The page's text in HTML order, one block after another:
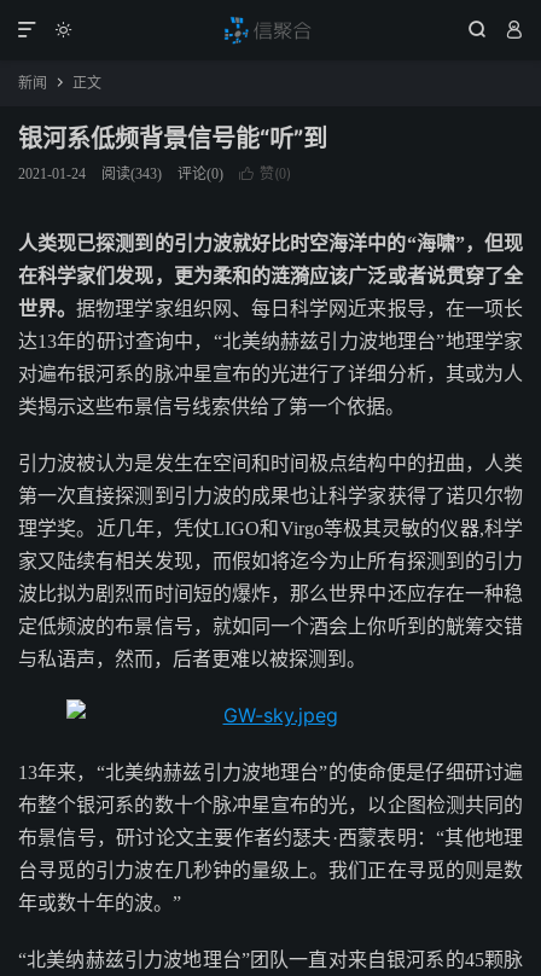
  

新闻  正文
银河系低频背景信号能“听”到
2021-01-24 阅读(343) 评论(0)  赞(0)
人类现已探测到的引力波就好比时空海洋中的“海啸”，但现
在科学家们发现，更为柔和的涟漪应该广泛或者说贯穿了全
世界。据物理学家组织网、每日科学网近来报导，在一项长
达13年的研讨查询中，“北美纳赫兹引力波地理台”地理学家
对遍布银河系的脉冲星宣布的光进行了详细分析，其或为人
类揭示这些布景信号线索供给了第一个依据。
引力波被认为是发生在空间和时间极点结构中的扭曲，人类
第一次直接探测到引力波的成果也让科学家获得了诺贝尔物
理学奖。近几年，凭仗LIGO和Virgo等极其灵敏的仪器,科学
家又陆续有相关发现，而假如将迄今为止所有探测到的引力
波比拟为剧烈而时间短的爆炸，那么世界中还应存在一种稳
定低频波的布景信号，就如同一个酒会上你听到的觥筹交错
与私语声，然而，后者更难以被探测到。
13年来，“北美纳赫兹引力波地理台”的使命便是仔细研讨遍
布整个银河系的数十个脉冲星宣布的光，以企图检测共同的
布景信号，研讨论文主要作者约瑟夫·西蒙表明：“其他地理
台寻觅的引力波在几秒钟的量级上。我们正在寻觅的则是数
年或数十年的波。”
“北美纳赫兹引力波地理台”团队一直对来自银河系的45颗脉